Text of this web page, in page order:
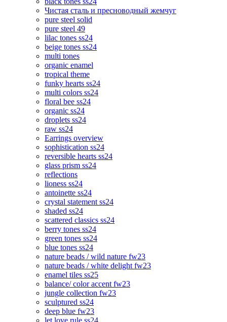
Чистая сталь и пресноводный жемчуг
pure steel solid
pure steel 49
lilac tones ss24
beige tones ss24
multi tones
organic enamel
tropical theme
funky hearts ss24
multi colors ss24
floral bee ss24
organic ss24
droplets ss24
raw ss24
Earrings overview
sophistication ss24
reversible hearts ss24
glass prism ss24
reflections
lioness ss24
antoinette ss24
crystal statement ss24
shaded ss24
scattered classics ss24
berry tones ss24
green tones ss24
blue tones ss24
nature beads / wild nature fw23
nature beads / white delight fw23
enamel tiles ss25
balance/ color accent fw23
jungle collection fw23
sculptured ss24
deep blue fw23
let love rule ss24